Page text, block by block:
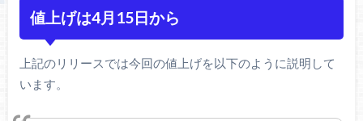
値上げは4月15日から
上記のリリースでは今回の値上げを以下のように説明して
います。